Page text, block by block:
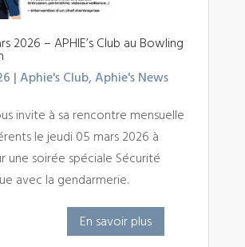
2026 – APHIE’s Club au Bowling
|Aphie's Club,Aphie's News
invite à sa rencontre mensuelle
le jeudi 05 mars 2026 à
une soirée spéciale Sécurité
avec la gendarmerie.
En savoir plus